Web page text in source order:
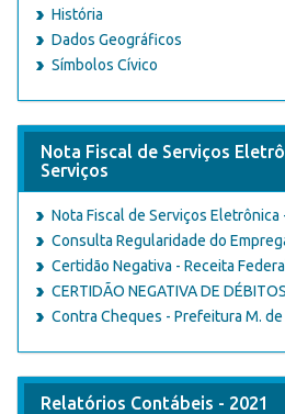
História
Dados Geográficos
Símbolos Cívico
Nota Fiscal de Serviços
Serviços
Nota Fiscal de Serviços Eletrônica
Consulta Regularidade do
Certidão Negativa - Receita
CERTIDÃO NEGATIVA DE
Contra Cheques - Prefeitura M.
Relatórios Contábeis - 2021